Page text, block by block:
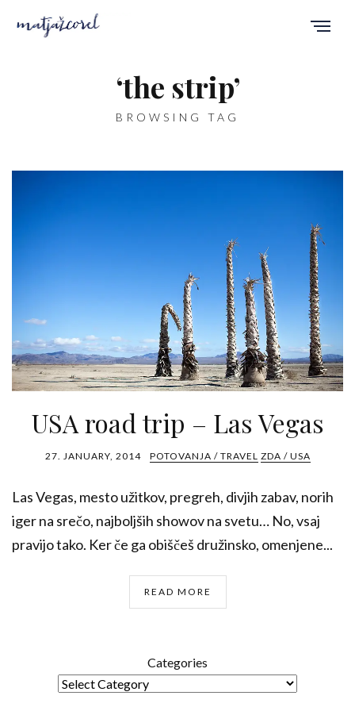
‘the strip’
BROWSING TAG
USA road trip – Las Vegas
27. JANUARY, 2014 POTOVANJA / TRAVEL ZDA / USA
Las Vegas, mesto užitkov, pregreh, divjih zabav, norih
iger na srečo, najboljših showov na svetu… No, vsaj
pravijo tako. Ker če ga obiščeš družinsko, omenjene...
READ MORE
Categories